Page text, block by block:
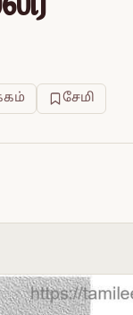
சேமி